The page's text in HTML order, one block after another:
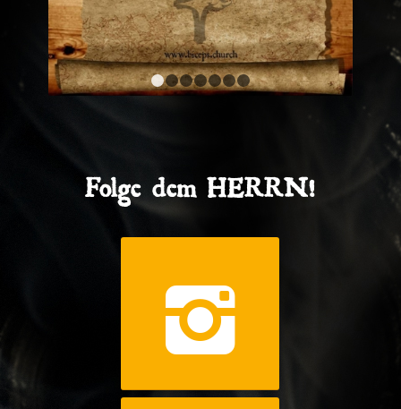
1 2 3 4 5 6 7
Folge dem HERRN!